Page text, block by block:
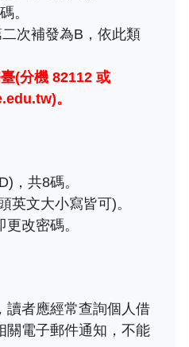
。
次補發為B，依此類
(分機 82112 或
。
，共8碼。
英文大小寫皆可)。
改密碼。
讀者應經常查詢個人借
關電子郵件通知，不能